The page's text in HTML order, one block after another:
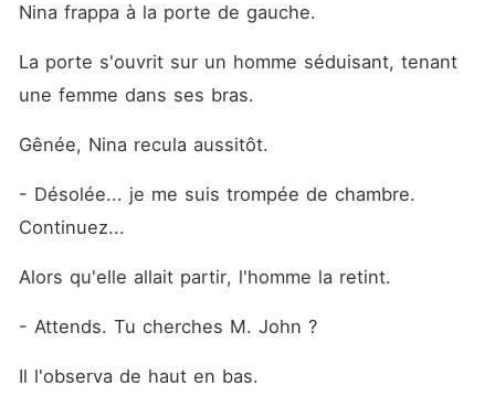
Nina frappa à la porte de gauche.
La porte s'ouvrit sur un homme séduisant, tenant
une femme dans ses bras.
Gênée, Nina recula aussitôt.
- Désolée... je me suis trompée de chambre.
Continuez...
Alors qu'elle allait partir, l'homme la retint.
- Attends. Tu cherches M. John ?
Il l'observa de haut en bas.